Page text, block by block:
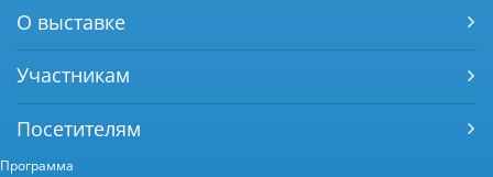
О выставке
Участникам
Посетителям
Программа